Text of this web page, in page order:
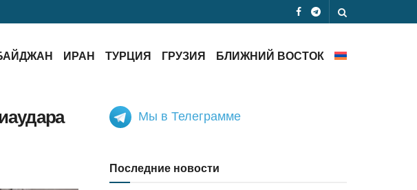
ИРАН ТУРЦИЯ ГРУЗИЯ БЛИЖНИЙ ВОСТОК
Мы в Телеграмме
Последние новости